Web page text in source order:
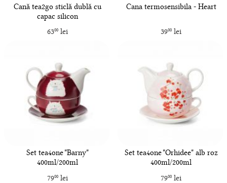
Cană tea2go sticlă dublă cu
capac silicon
6300lei
Cana termosensibila - Heart
3900lei
Set tea4one "Barny"
400ml/200ml
7900lei
Set tea4one "Orhidee" alb roz
400ml/200ml
7900lei